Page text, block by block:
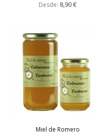
Desde: 8,90 €
Miel de Romero